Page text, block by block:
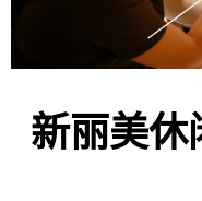
新丽美休